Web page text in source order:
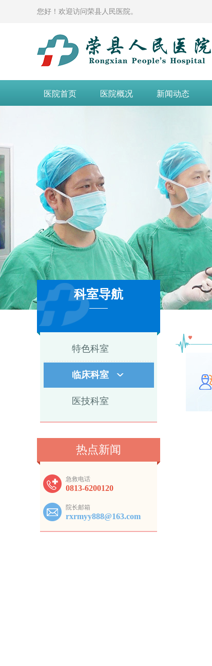
您好！欢迎访问荣县人民医院。
医院首页 医院概况 新闻动态
科室导航
特色科室
临床科室
医技科室
热点新闻
急救电话
0813-6200120
院长邮箱
rxrmyy888@163.com